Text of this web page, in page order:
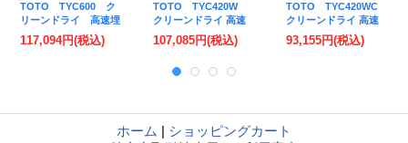
TOTO TYC600 ク
リーンドライ 高速埋
込タイプ 100V [■]
117,094円(税込)
TOTO TYC420W
クリーンドライ 高速
両面タイプ ヒーター
内蔵 100V ホワイト
107,085円(税込)
TOTO TYC420WC
クリーンドライ 高速
両面タイプ ヒーター
なし 100V ホワイト
93,155円(税込)
ホーム | ショッピングカート